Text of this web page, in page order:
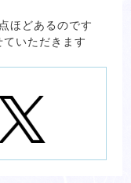
ほどあるのです
いただきます